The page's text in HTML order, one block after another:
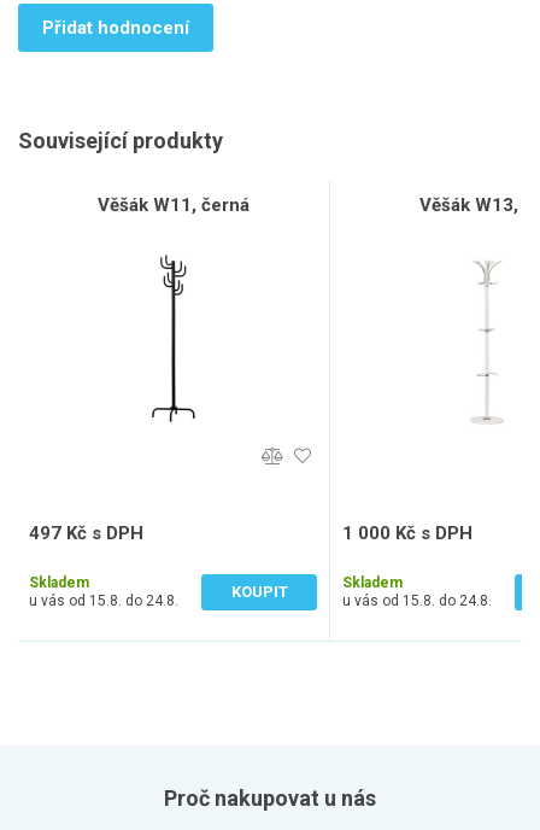
Přidat hodnocení
Související produkty
Věšák W11, černá
497 Kč s DPH
Skladem
u vás od 15.8. do 24.8.
KOUPIT
Věšák W13,
1 000 Kč s DPH
Skladem
u vás od 15.8. do 24.8.
Proč nakupovat u nás